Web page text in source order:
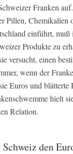
Franken
Pillen, Chemikalien
einführt, muß
Produkte zu
versucht, einen
wenn der
Euros und
hielt
Relation.
den